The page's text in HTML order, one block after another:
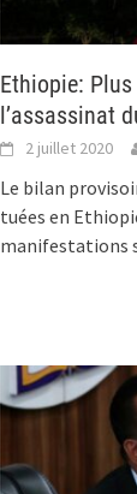
Ethiopie:
l’assassinat
2 juillet 2020
Le bilan
tuées en
manifestations